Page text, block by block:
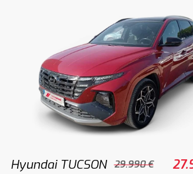
Hyundai TUCSON 29.990 €